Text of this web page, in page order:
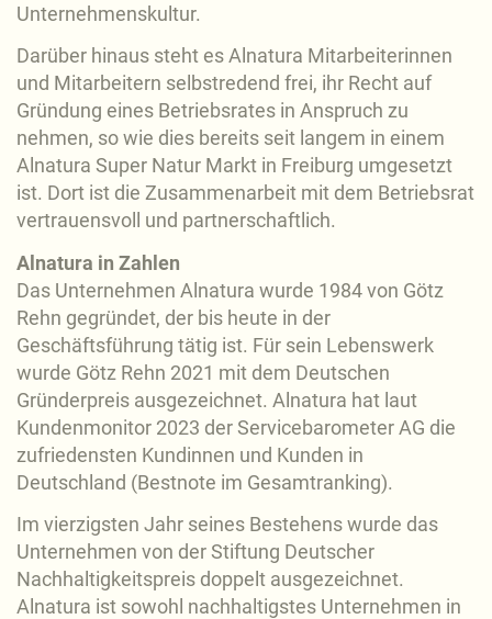
Unternehmenskultur.
Darüber hinaus steht es Alnatura Mitarbeiterinnen
und Mitarbeitern selbstredend frei, ihr Recht auf
Gründung eines Betriebsrates in Anspruch zu
nehmen, so wie dies bereits seit langem in einem
Alnatura Super Natur Markt in Freiburg umgesetzt
ist. Dort ist die Zusammenarbeit mit dem Betriebsrat
vertrauensvoll und partnerschaftlich.
Alnatura in Zahlen
Das Unternehmen Alnatura wurde 1984 von Götz
Rehn gegründet, der bis heute in der
Geschäftsführung tätig ist. Für sein Lebenswerk
wurde Götz Rehn 2021 mit dem Deutschen
Gründerpreis ausgezeichnet. Alnatura hat laut
Kundenmonitor 2023 der Servicebarometer AG die
zufriedensten Kundinnen und Kunden in
Deutschland (Bestnote im Gesamtranking).
Im vierzigsten Jahr seines Bestehens wurde das
Unternehmen von der Stiftung Deutscher
Nachhaltigkeitspreis doppelt ausgezeichnet.
Alnatura ist sowohl nachhaltigstes Unternehmen in